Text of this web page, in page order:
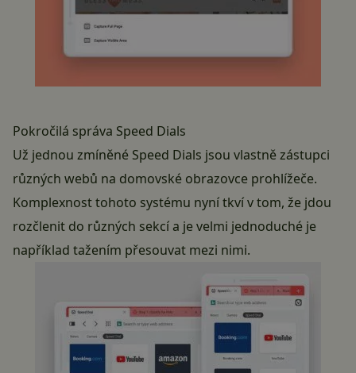
Pokročilá správa Speed Dials
Už jednou zmíněné Speed Dials jsou vlastně zástupci
různých webů na domovské obrazovce prohlížeče.
Komplexnost tohoto systému nyní tkví v tom, že jdou
rozčlenit do různých sekcí a je velmi jednoduché je
například tažením přesouvat mezi nimi.